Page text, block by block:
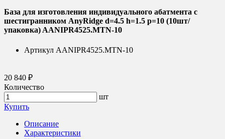
База для изготовления индивидуального абатмента с
шестигранником AnyRidge d=4.5 h=1.5 p=10 (10шт/
упаковка) AANIPR4525.MTN-10
Артикул AANIPR4525.MTN-10
20 840 ₽
Количество
шт
Купить
Описание
Характеристики